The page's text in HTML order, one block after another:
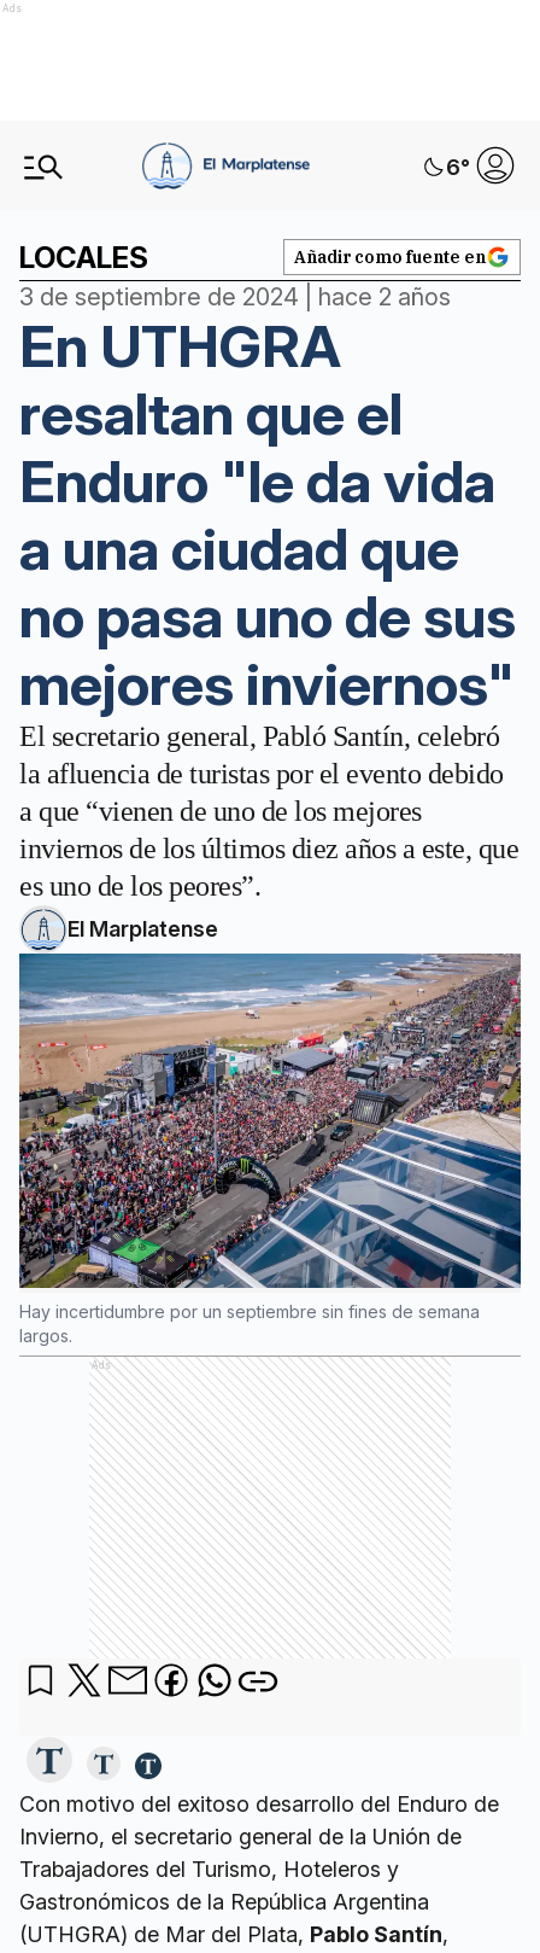
Ads
6°
LOCALES Añadir como fuente en
3 de septiembre de 2024 | hace 2 años
En UTHGRA
resaltan que el
Enduro "le da vida
a una ciudad que
no pasa uno de sus
mejores inviernos"
El secretario general, Pabló Santín, celebró
la afluencia de turistas por el evento debido
a que “vienen de uno de los mejores
inviernos de los últimos diez años a este, que
es uno de los peores”.
El Marplatense
Hay incertidumbre por un septiembre sin fines de semana
largos.
Ads
Con motivo del exitoso desarrollo del Enduro de
Invierno, el secretario general de la Unión de
Trabajadores del Turismo, Hoteleros y
Gastronómicos de la República Argentina
(UTHGRA) de Mar del Plata, Pablo Santín,